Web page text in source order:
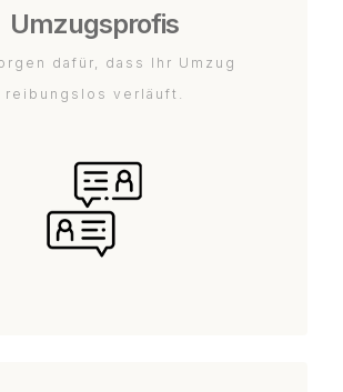
Umzugsprofis
dafür, dass Ihr Umzug
reibungslos verläuft.